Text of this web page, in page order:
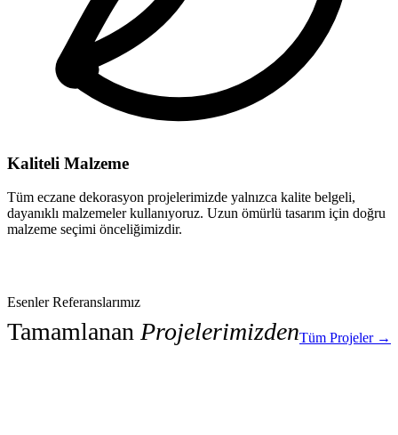
Kaliteli Malzeme
Tüm eczane dekorasyon projelerimizde yalnızca kalite belgeli,
dayanıklı malzemeler kullanıyoruz. Uzun ömürlü tasarım için doğru
malzeme seçimi önceliğimizdir.
Esenler Referanslarımız
Tamamlanan ProjelerimizdenTüm Projeler →